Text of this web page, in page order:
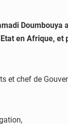
en Afrique,
et chef de